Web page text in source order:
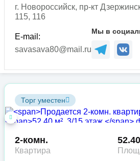
г. Новороссийск, пр-кт
115, 116
E-mail:
savasava80@mail.ru
Мы в
Торг уместен
2-комн.
Квартира